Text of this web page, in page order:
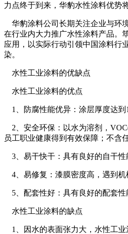
力点终于到来，华豹水性涂料优势
华豹涂料公司长期关注企业与环
在行业内大力推广水性涂料产品。
应用，以实际行动引领中国涂料行
染。
水性工业涂料的优缺点
水性工业涂料的优点
1、防腐性能优异：涂层厚度达到
2、安全环保：以水为溶剂，
员工职业健康得到有效保障；不含
3、易干快干：具有良好的自干性
4、易修复：漆膜密度高，遇到机
5、配套性好：具有良好的配套性
水性工业涂料的缺点
1、因水的表面张力大，水性工业